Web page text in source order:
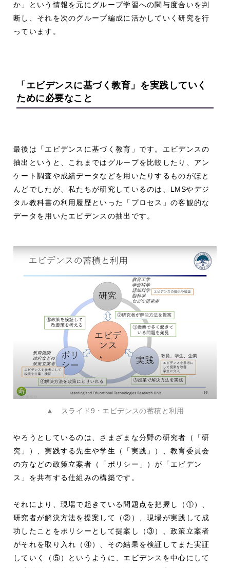
か」という情報を元にグループ学習への関与度合いを判
断し、それを次のグループ編成に活かしていく研究を行
っています。
「エビデンスに基づく教育」を実践していく
ために必要なこと
最後は「エビデンスに基づく教育」です。エビデンスの
抽出というと、これまではグループを比較したり、アン
ケート調査や成績データなどを用いたりするものがほと
んどでしたが、私たちが研究しているのは、 LMSやデジ
タル教科書の利用履歴といった「プロセス」の客観的な
データを用いたエビデンスの抽出です。
▲ スライド9・エビデンスの蓄積と利用
やろうとしているのは、さまざまな分野の研究者（「研
究」）、実践する先生や学生（「実践」）、教育委員会
の方などの政策立案者（「ポリシー」）が「エビデン
ス」を共有する仕組みの構築です。
それにより、現場で起きている問題点を把握し（①）、
研究者が解決方法を提案して（②）、現場が実践して成
功したことをポリシーとして提案し（③）、政策立案者
がそれを取り入れ（④）、その結果を検証してまた実証
していく（⑤）というように、エビデンスを中心にして